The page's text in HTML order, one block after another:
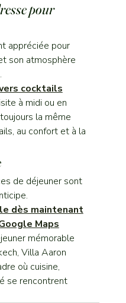
pour
appréciée pour
son atmosphère
cocktails
à midi ou en
la même
au confort et à la
de déjeuner sont
dès maintenant
Maps
mémorable
Villa Aaron
où cuisine,
se rencontrent